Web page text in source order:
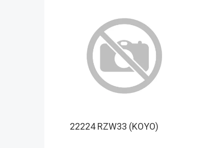
22224 RZW33 (KOYO)